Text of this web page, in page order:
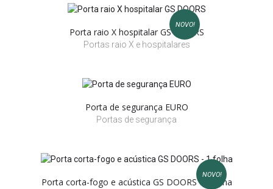
NOVO!
Porta raio X hospitalar GS DOORS
Portas raio X e hospitalares
Porta de segurança EURO
Portas de segurança
NOVO!
Porta corta-fogo e acústica GS DOORS - 1 folha